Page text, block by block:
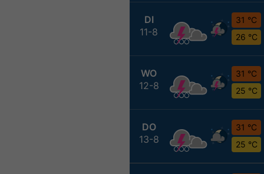
DI
11-8
31 °C
26 °C
WO
12-8
31 °C
25 °C
DO
13-8
31 °C
25 °C